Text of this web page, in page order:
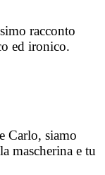
racconto
ed ironico.
Carlo, siamo
mascherina e tu